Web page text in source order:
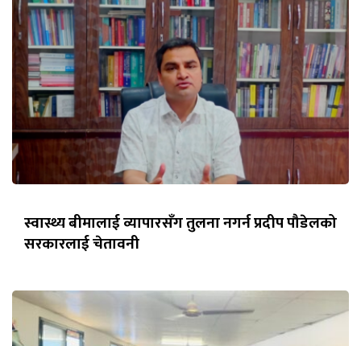
स्वास्थ्य बीमालाई व्यापारसँग तुलना नगर्न प्रदीप पौडेलको
सरकारलाई चेतावनी